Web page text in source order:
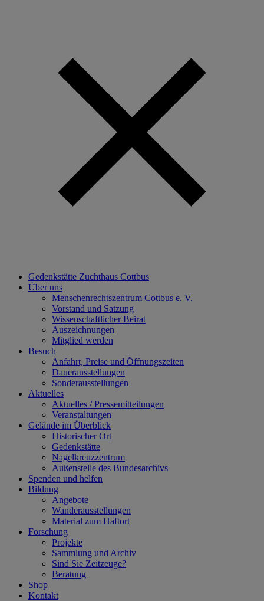
Gedenkstätte Zuchthaus Cottbus
Über uns
Menschenrechtszentrum Cottbus e. V.
Vorstand und Satzung
Wissenschaftlicher Beirat
Auszeichnungen
Mitglied werden
Besuch
Anfahrt, Preise und Öffnungszeiten
Dauerausstellungen
Sonderausstellungen
Aktuelles
Aktuelles / Pressemitteilungen
Veranstaltungen
Gelände im Überblick
Historischer Ort
Gedenkstätte
Nagelkreuzzentrum
Außenstelle des Bundesarchivs
Spenden und helfen
Bildung
Angebote
Wanderausstellungen
Material zum Haftort
Forschung
Projekte
Sammlung und Archiv
Sind Sie Zeitzeuge?
Beratung
Shop
Kontakt